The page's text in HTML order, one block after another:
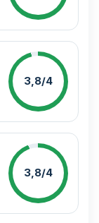
3,8/4
3,8/4